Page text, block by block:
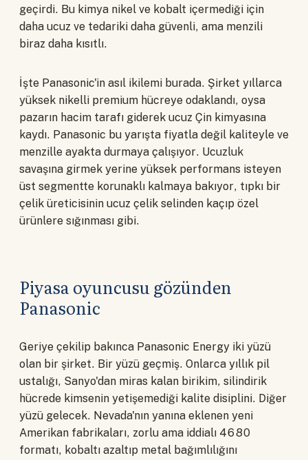
geçirdi. Bu kimya nikel ve kobalt içermediği için
daha ucuz ve tedariki daha güvenli, ama menzili
biraz daha kısıtlı.
İşte Panasonic'in asıl ikilemi burada. Şirket yıllarca
yüksek nikelli premium hücreye odaklandı, oysa
pazarın hacim tarafı giderek ucuz Çin kimyasına
kaydı. Panasonic bu yarışta fiyatla değil kaliteyle ve
menzille ayakta durmaya çalışıyor. Ucuzluk
savaşına girmek yerine yüksek performans isteyen
üst segmentte korunaklı kalmaya bakıyor, tıpkı bir
çelik üreticisinin ucuz çelik selinden kaçıp özel
ürünlere sığınması gibi.
Piyasa oyuncusu gözünden
Panasonic
Geriye çekilip bakınca Panasonic Energy iki yüzü
olan bir şirket. Bir yüzü geçmiş. Onlarca yıllık pil
ustalığı, Sanyo'dan miras kalan birikim, silindirik
hücrede kimsenin yetişemediği kalite disiplini. Diğer
yüzü gelecek. Nevada'nın yanına eklenen yeni
Amerikan fabrikaları, zorlu ama iddialı 4680
formatı, kobaltı azaltıp metal bağımlılığını